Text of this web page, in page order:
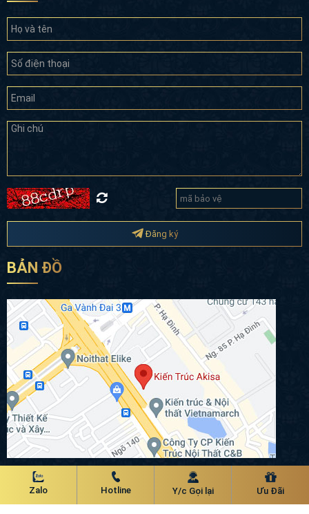
Đăng ký
BẢN ĐỒ
Chính sách bảo mật
Zalo Hotline Y/c Gọi lại Ưu Đãi